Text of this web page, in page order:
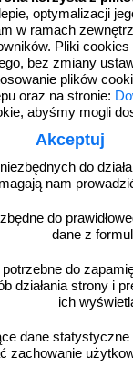
optymalizacji
w ramach
Pliki
bez zmiany
plików
oraz na stronie:
abyśmy mogli
Akceptuj
do
nam
do
dane z
do
działania strony i
ich
dane
zachowanie
KX 0807
Kieszeń na tablicę
43,50 zł netto
do koszyka